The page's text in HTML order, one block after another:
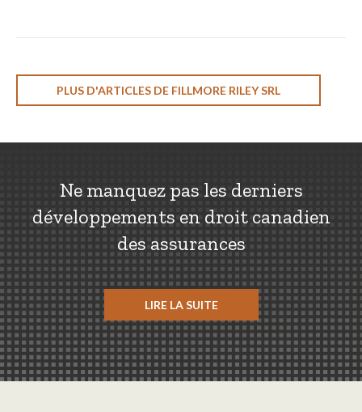
PLUS D'ARTICLES DE FILLMORE RILEY SRL
Ne manquez pas les derniers
développements en droit canadien
des assurances
LIRE LA SUITE